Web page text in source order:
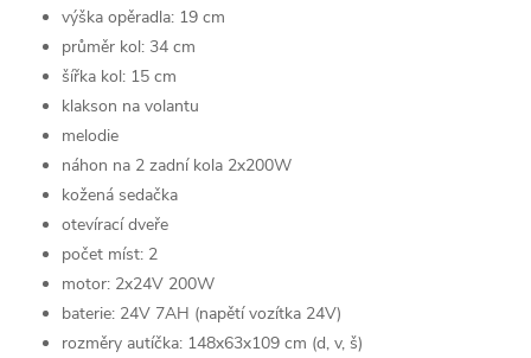
výška opěradla: 19 cm
průměr kol: 34 cm
šířka kol: 15 cm
klakson na volantu
melodie
náhon na 2 zadní kola 2x200W
kožená sedačka
otevírací dveře
počet míst: 2
motor: 2x24V 200W
baterie: 24V 7AH (napětí vozítka 24V)
rozměry autíčka: 148x63x109 cm (d, v, š)